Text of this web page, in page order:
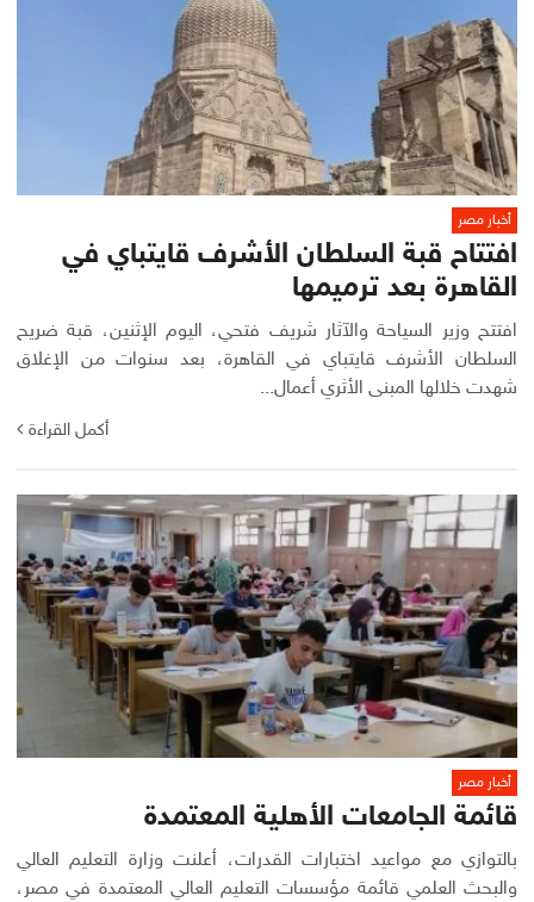
أخبار مصر
افتتاح قبة السلطان الأشرف قايتباي في
القاهرة بعد ترميمها
افتتح وزير السياحة والآثار شريف فتحي، اليوم الإثنين، قبة ضريح
السلطان الأشرف قايتباي في القاهرة، بعد سنوات من الإغلاق
شهدت خلالها المبنى الأثري أعمال...
أكمل القراءة
أخبار مصر
قائمة الجامعات الأهلية المعتمدة
بالتوازي مع مواعيد اختبارات القدرات، أعلنت وزارة التعليم العالي
والبحث العلمي قائمة مؤسسات التعليم العالي المعتمدة في مصر،